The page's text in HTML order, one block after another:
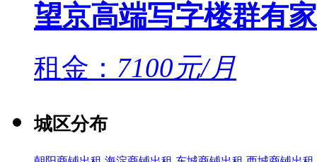
望京高端写字楼群有
租金： 7100元/月
城区分布